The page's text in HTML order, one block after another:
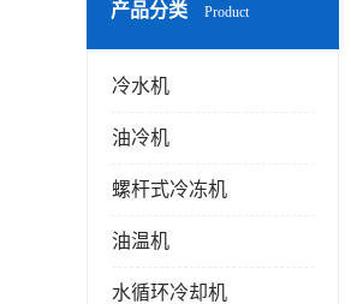
产品分类 Product
冷水机
油冷机
螺杆式冷冻机
油温机
水循环冷却机